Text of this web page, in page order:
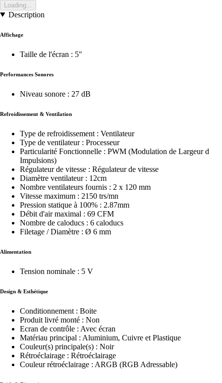
Loading...
Description
Affichage
Taille de l'écran : 5"
Performances Sonores
Niveau sonore : 27 dB
Refroidissement & Ventilation
Type de refroidissement : Ventilateur
Type de ventilateur : Processeur
Particularité Fonctionnelle : PWM (Modulation de Largeur d
Impulsions)
Régulateur de vitesse : Régulateur de vitesse
Diamètre ventilateur : 12cm
Nombre ventilateurs fournis : 2 x 120 mm
Vitesse maximum : 2150 trs/mn
Pression statique à 100% : 2.87mm
Débit d'air maximal : 69 CFM
Nombre de caloducs : 6 caloducs
Filetage / Diamètre : Ø 6 mm
Alimentation
Tension nominale : 5 V
Design & Esthétique
Conditionnement : Boite
Produit livré monté : Non
Ecran de contrôle : Avec écran
Matériau principal : Aluminium, Cuivre et Plastique
Couleur(s) principale(s) : Noir
Rétroéclairage : Rétroéclairage
Couleur rétroéclairage : ARGB (RGB Adressable)